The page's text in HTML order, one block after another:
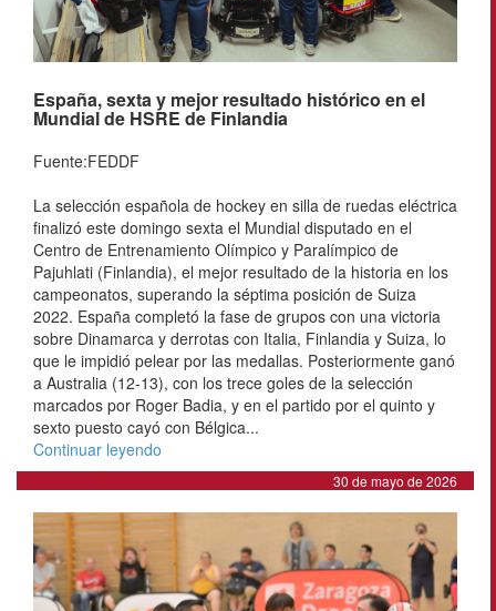
España, sexta y mejor resultado histórico en el
Mundial de HSRE de Finlandia
Fuente:FEDDF
La selección española de hockey en silla de ruedas eléctrica
finalizó este domingo sexta el Mundial disputado en el
Centro de Entrenamiento Olímpico y Paralímpico de
Pajuhlati (Finlandia), el mejor resultado de la historia en los
campeonatos, superando la séptima posición de Suiza
2022. España completó la fase de grupos con una victoria
sobre Dinamarca y derrotas con Italia, Finlandia y Suiza, lo
que le impidió pelear por las medallas. Posteriormente ganó
a Australia (12-13), con los trece goles de la selección
marcados por Roger Badia, y en el partido por el quinto y
sexto puesto cayó con Bélgica...
Continuar leyendo
30 de mayo de 2026